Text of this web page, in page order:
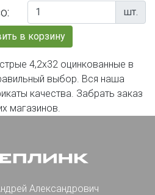
шт.
в корзину
4,2х32 оцинкованные в
выбор. Вся наша
качества. Забрать заказ
магазинов.
Александрович